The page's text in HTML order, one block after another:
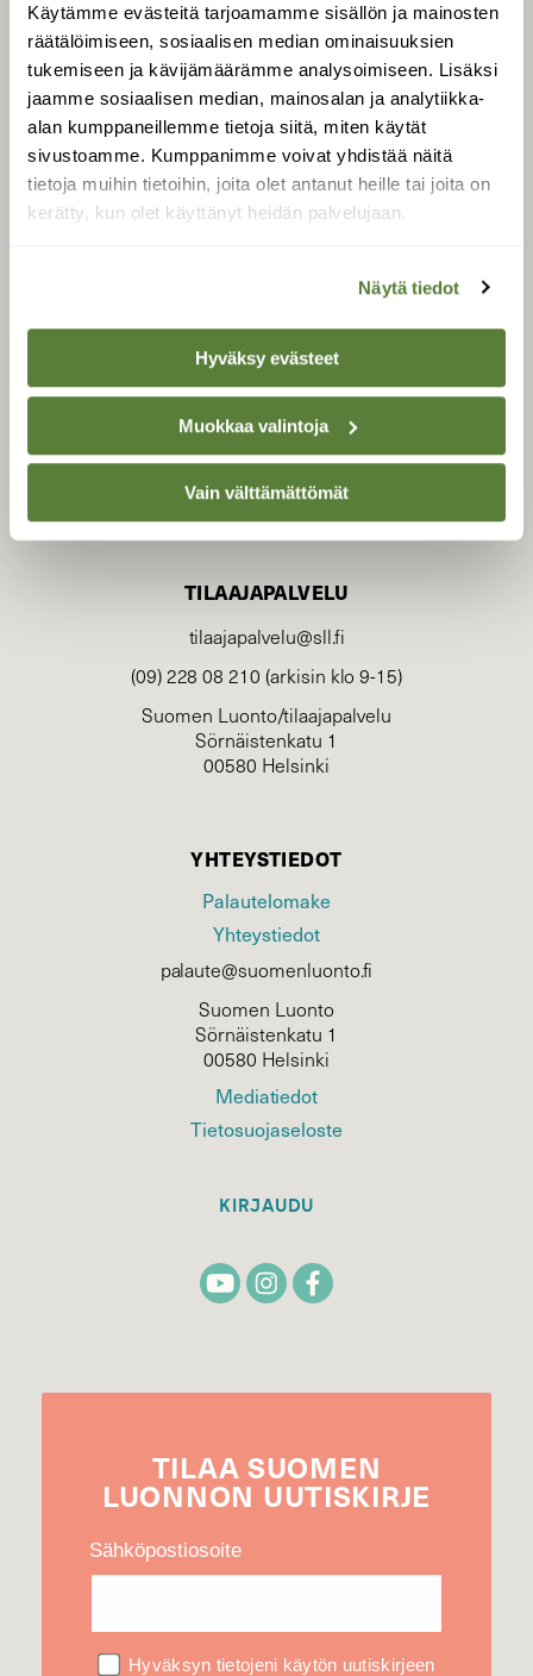
Käytämme evästeitä tarjoamamme sisällön ja mainosten
räätälöimiseen, sosiaalisen median ominaisuuksien
tukemiseen ja kävijämäärämme analysoimiseen. Lisäksi
jaamme sosiaalisen median, mainosalan ja analytiikka-
alan kumppaneillemme tietoja siitä, miten käytät
sivustoamme. Kumppanimme voivat yhdistää näitä
tietoja muihin tietoihin, joita olet antanut heille tai joita on
kerätty, kun olet käyttänyt heidän palvelujaan.
Näytä tiedot
Hyväksy evästeet
Muokkaa valintoja
Vain välttämättömät
Äänestä parasta juttua
Tilaa uutiskirje
SUOMEN LUONNON­
SUOJELU­LIITTO
Suomen Luonto -lehden
luonnonsuojelu­liitto.
TILAAJAPALVELU
tilaajapalvelu@sll.fi
(09) 228 08 210 (arkisin klo 9-15)
Suomen Luonto/tilaajapalvelu
Sörnäistenkatu 1
00580 Helsinki
YHTEYSTIEDOT
Palautelomake
Yhteystiedot
palaute@suomenluonto.fi
Suomen Luonto
Sörnäistenkatu 1
00580 Helsinki
Mediatiedot
Tietosuojaseloste
KIRJAUDU
TILAA SUOMEN
LUONNON UUTIS­KIRJE
Sähköpostiosoite
Hyväksyn tietojeni käytön uutiskirjeen